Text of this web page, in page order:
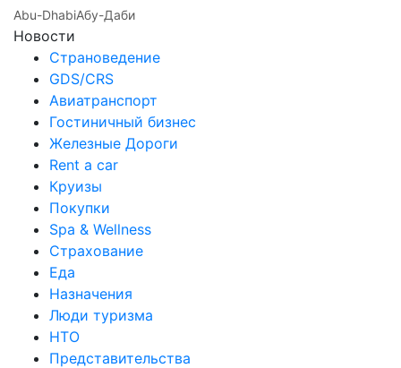
Abu-DhabiАбу-Даби
Новости
Страноведение
GDS/CRS
Авиатранспорт
Гостиничный бизнес
Железные Дороги
Rent a car
Круизы
Покупки
Spa & Wellness
Страхование
Еда
Назначения
Люди туризма
НТО
Представительства